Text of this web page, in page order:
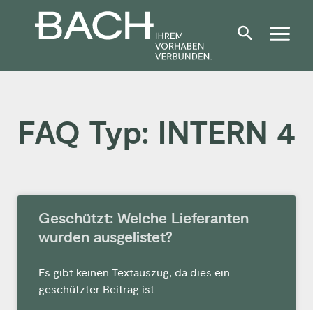
FAQ Typ: INTERN 4
Geschützt: Welche Lieferanten
wurden ausgelistet?
Es gibt keinen Textauszug, da dies ein
geschützter Beitrag ist.